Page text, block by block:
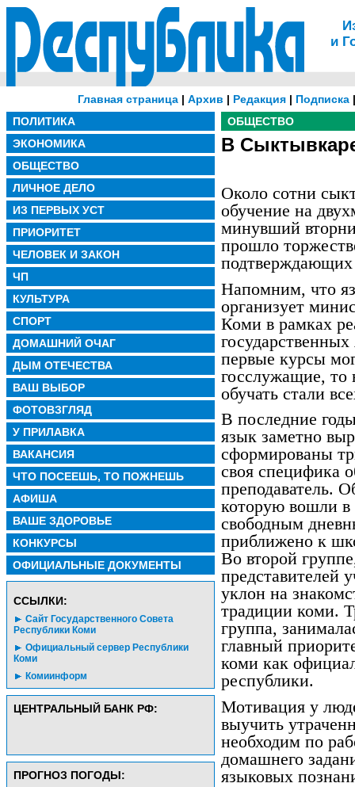
и
Главная страница | Архив | Редакция | Подписка
ПОЛИТИКА
ЭКОНОМИКА
ОБЩЕСТВО
ЛИЧНОЕ ДЕЛО
ИЗ ПЕРВЫХ УСТ
ПРИОРИТЕТ
ЧЕЛОВЕК И ЗАКОН
ЧП
КУЛЬТУРА
СПОРТ
ДОМАШНИЙ ОЧАГ
ДЫМ ОТЕЧЕСТВА
ВАШ ВЫБОР
ФОТОВЗГЛЯД
У ПРИЛАВКА
ВАКАНСИЯ
ЧТО ПОСЕЕШЬ, ТО ПОЖНЕШЬ
АФИША
ВАШЕ ЗДОРОВЬЕ
КОНКУРСЫ
ОФИЦИАЛЬНЫЕ ДОКУМЕНТЫ
CСЫЛКИ:
Сайт Государственного Совета
Республики Коми
Официальный сервер Республики
Коми
Комиинформ
ЦЕНТРАЛЬНЫЙ БАНК РФ:
ПРОГНОЗ ПОГОДЫ:
ОБЩЕСТВО
В
Около сотни
обучение на
минувший
прошло
подтверждающих
Напомним, что
организует
Коми в рамках
первые курсы
госслужащие, то
обучать стали
В последние
язык заметно
сформированы
своя специфика
преподаватель.
которую вошли в
свободным
приближено к
Во второй
представителей
уклон на
традиции коми.
группа,
главный
коми как
республики.
Мотивация у
выучить
необходим по
домашнего
языковых